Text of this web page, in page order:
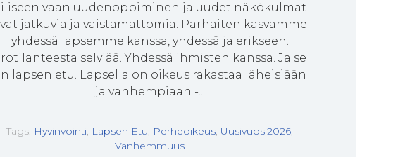
vaan uudenoppiminen ja uudet näkökulmat
jatkuvia ja väistämättömiä. Parhaiten kasvamme
yhdessä lapsemme kanssa, yhdessä ja erikseen.
selviää. Yhdessä ihmisten kanssa. Ja se
lapsen etu. Lapsella on oikeus rakastaa läheisiään
ja vanhempiaan -...
Tags: Hyvinvointi, Lapsen Etu, Perheoikeus, Uusivuosi2026,
Vanhemmuus